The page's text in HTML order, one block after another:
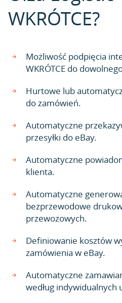
WKRÓTCE?
Możliwość podpięcia
WKRÓTCE do
Hurtowe lub
do zamówień.
Automatyczne
przesyłki do eBay.
Automatyczne
klienta.
Automatyczne
bezprzewodowe
przewozowych.
Definiowanie kosztów
zamówienia w eBay.
Automatyczne
według indywidualnych